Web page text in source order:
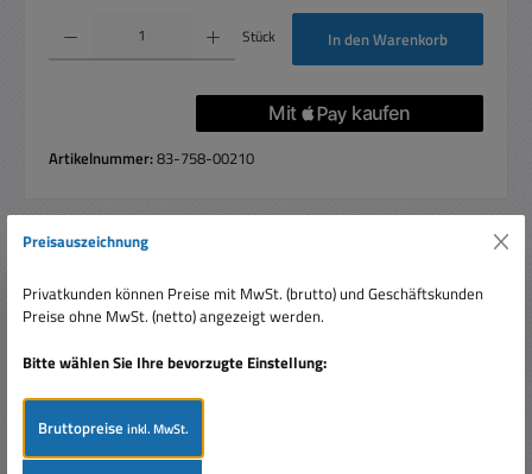
Produkt Anzahl: Gib den gewünschten Wert ein oder benutze die Schaltflächen um
Stück In den Warenkorb
Artikelnummer:83-758-00210
180Watt Mitteltöner mit 1400 Durchmesser. High-End
Gewebekalotte mit runder Frontplatte für den
Bewertungen
Preisauszeichnung
Privatkunden können Preise mit MwSt. (brutto) und Geschäftskunden
Preise ohne MwSt. (netto) angezeigt werden.
Bitte wählen Sie Ihre bevorzugte Einstellung:
Bruttopreiseinkl. MwSt.